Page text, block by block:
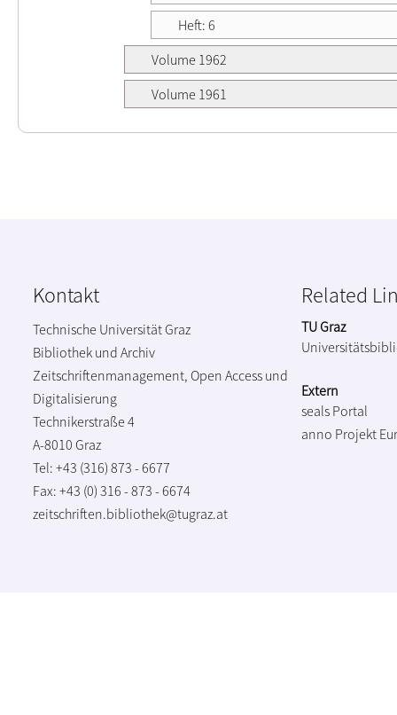
Heft: 6
Volume 1962
Volume 1961
Kontakt
Technische Universität Graz
Bibliothek und Archiv
Zeitschriftenmanagement, Open Access und
Digitalisierung
Technikerstraße 4
A-8010 Graz
Tel: +43 (316) 873 - 6677
Fax: +43 (0) 316 - 873 - 6674
zeitschriften.bibliothek@tugraz.at
Related
TU Graz
Extern
seals Portal
anno Projekt